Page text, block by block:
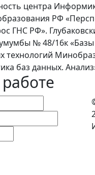
центра
РФ
ГНС РФ».
№ 48/16к
технологий
баз данных.